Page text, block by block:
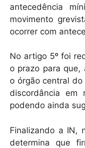
antecedência
movimento
ocorrer com
No artigo 5º foi
o prazo para que,
o órgão central do
discordância em
podendo ainda
Finalizando a IN,
determina que